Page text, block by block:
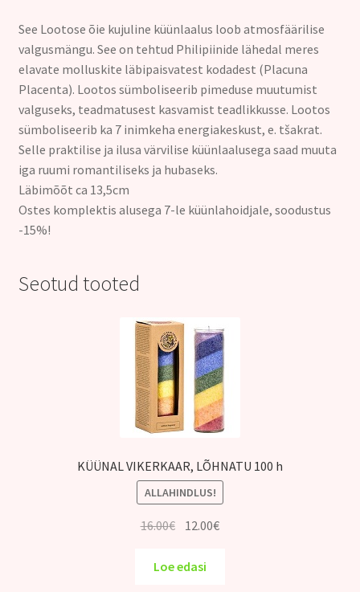
See Lootose õie kujuline küünlaalus loob atmosfäärilise
valgusmängu. See on tehtud Philipiinide lähedal meres
elavate molluskite läbipaisvatest kodadest (Placuna
Placenta). Lootos sümboliseerib pimeduse muutumist
valguseks, teadmatusest kasvamist teadlikkusse. Lootos
sümboliseerib ka 7 inimkeha energiakeskust, e. tšakrat.
Selle praktilise ja ilusa värvilise küünlaalusega saad muuta
iga ruumi romantiliseks ja hubaseks.
Läbimõõt ca 13,5cm
Ostes komplektis alusega 7-le küünlahoidjale, soodustus
-15%!
Seotud tooted
KÜÜNAL VIKERKAAR, LÕHNATU 100 h
ALLAHINDLUS!
16.00€ Algne
oli:
12.00€Praegune
Loe edasi